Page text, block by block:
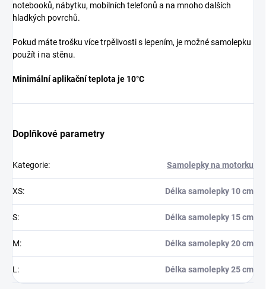
notebooků, nábytku, mobilních telefonů a na mnoho dalších
hladkých povrchů.
Pokud máte trošku více trpělivosti s lepením, je možné samolepku
použít i na stěnu.
Minimální aplikační teplota je 10°C
Doplňkové parametry
Kategorie: Samolepky na motorku
XS: Délka samolepky 10 cm
S: Délka samolepky 15 cm
M: Délka samolepky 20 cm
L : Délka samolepky 25 cm